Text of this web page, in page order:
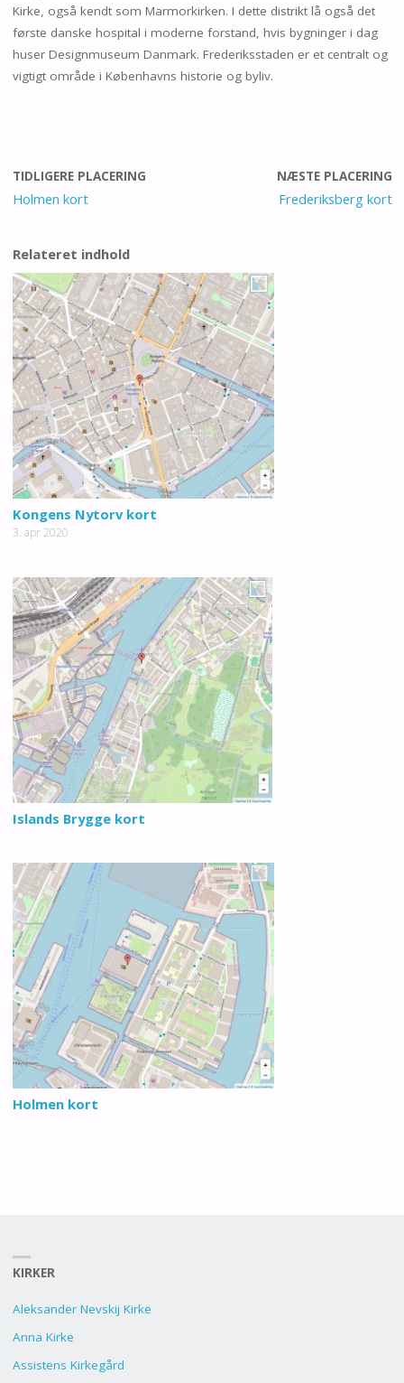
Kirke, også kendt som Marmorkirken. I dette distrikt lå også det
første danske hospital i moderne forstand, hvis bygninger i dag
huser Designmuseum Danmark. Frederiksstaden er et centralt og
vigtigt område i Københavns historie og byliv.
TIDLIGERE PLACERING
Holmen kort
NÆSTE PLACERING
Frederiksberg kort
Relateret indhold
Kongens Nytorv kort
3. apr 2020
Islands Brygge kort
Holmen kort
KIRKER
Aleksander Nevskij Kirke
Anna Kirke
Assistens Kirkegård